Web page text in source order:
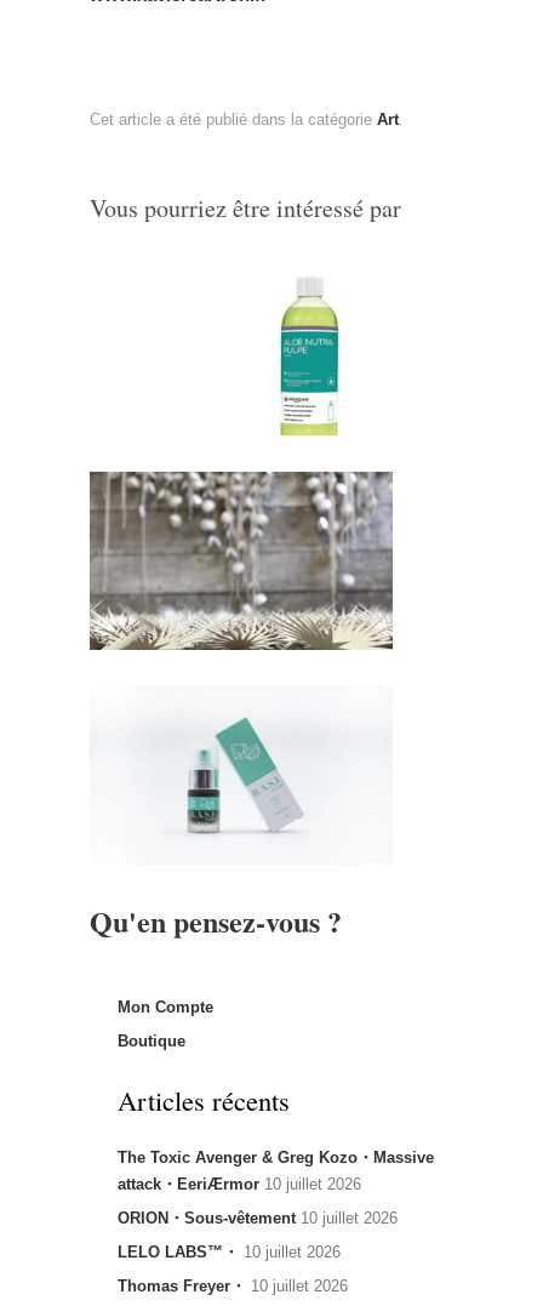
Cet article a été publié dans la catégorie Art.
Vous pourriez être intéressé par
Qu'en pensez-vous ?
Mon Compte
Boutique
Articles récents
The Toxic Avenger & Greg Kozo・Massive
attack・EeriÆrmor 10 juillet 2026
ORION・Sous-vêtement 10 juillet 2026
LELO LABS™・ 10 juillet 2026
Thomas Freyer・ 10 juillet 2026